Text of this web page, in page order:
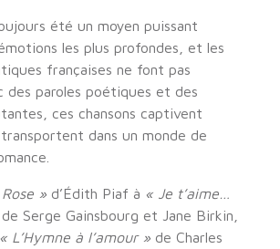
été un moyen puissant
les plus profondes, et les
françaises ne font pas
des paroles poétiques et des
ces chansons captivent
dans un monde de
» d’Édith Piaf à « Je t’aime…
de Serge Gainsbourg et Jane Birkin,
« L’Hymne à l’amour » de Charles